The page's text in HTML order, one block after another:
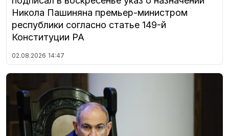
Никола Пашиняна премьер-министром
республики согласно статье 149-й
Конституции РА
02.08.2026 14:47